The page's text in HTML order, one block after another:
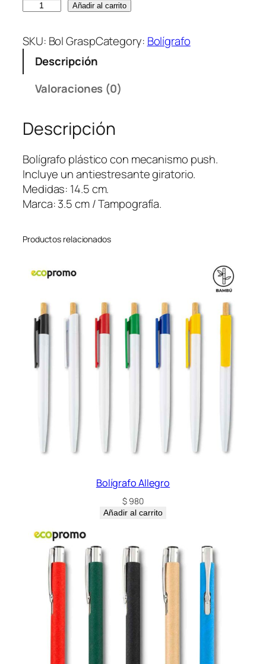
l
i
o
G
r
a
s
p
n
Añadir al carrito
SKU: Bol GraspCategory: Bolígrafo
Descripción
Valoraciones (0)
Descripción
Bolígrafo plástico con mecanismo push.
Incluye un antiestresante giratorio.
Medidas: 14.5 cm.
Marca: 3.5 cm / Tampografía.
Productos relacionados
Bolígrafo Allegro
$ 980
Añadir al carrito